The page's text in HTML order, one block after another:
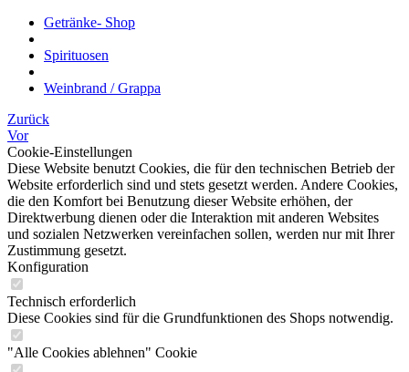
Getränke- Shop
Spirituosen
Weinbrand / Grappa
Zurück
Vor
Cookie-Einstellungen
Diese Website benutzt Cookies, die für den technischen Betrieb der
Website erforderlich sind und stets gesetzt werden. Andere Cookies,
die den Komfort bei Benutzung dieser Website erhöhen, der
Direktwerbung dienen oder die Interaktion mit anderen Websites
und sozialen Netzwerken vereinfachen sollen, werden nur mit Ihrer
Zustimmung gesetzt.
Konfiguration
Technisch erforderlich
Diese Cookies sind für die Grundfunktionen des Shops notwendig.
"Alle Cookies ablehnen" Cookie